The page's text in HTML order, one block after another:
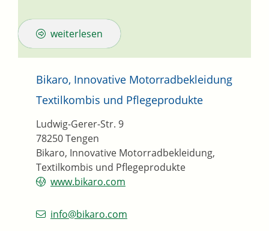
weiterlesen
Bikaro, Innovative Motorradbekleidung
Textilkombis und Pflegeprodukte
Bikaro, Innovative Motorradbekleidung,
Textilkombis und Pflegeprodukte
Ludwig-Gerer-Str. 9
78250Tengen
www.bikaro.com
info@bikaro.com